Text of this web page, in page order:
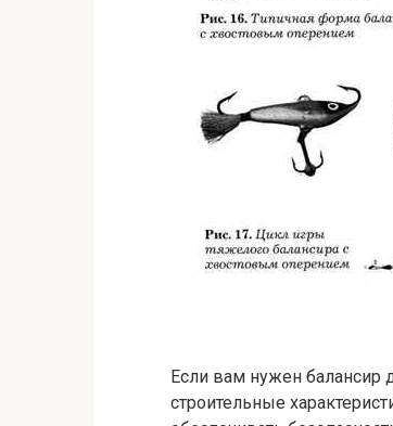
Если вам нужен балансир
строительные